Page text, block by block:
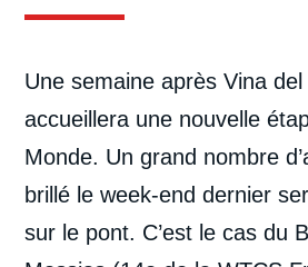
Une semaine après Vina
accueillera une nouvelle
Monde. Un grand nombre
brillé le week-end dernier
sur le pont. C’est le cas du